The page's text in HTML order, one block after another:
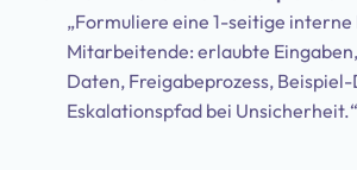
„Formuliere eine 1-seitige
Mitarbeitende: erlaubte
Daten, Freigabeprozess, Beispiel-
Eskalationspfad bei Unsicherheit.“